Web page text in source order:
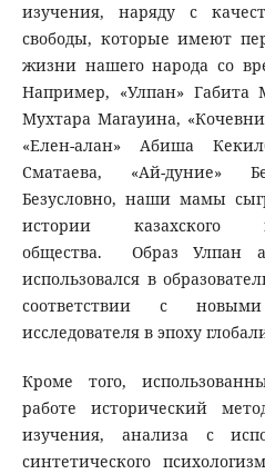
изучения, наряду с
свободы, которые имеют
жизни нашего народа со
Например, «Улпан» Габита
Мухтара Магауина,
«Елен-алан» Абиша
Сматаева, «Ай-дуние»
Безусловно, наши мамы
истории казахского
общества. Образ Улпан
использовался в
соответствии с
исследователя в эпоху
Кроме того,
работе исторический
изучения, анализа с
синтетического